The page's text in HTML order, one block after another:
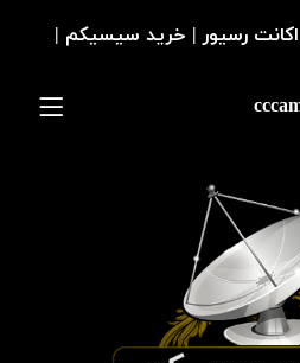
رسیور | خرید سیسیکم |